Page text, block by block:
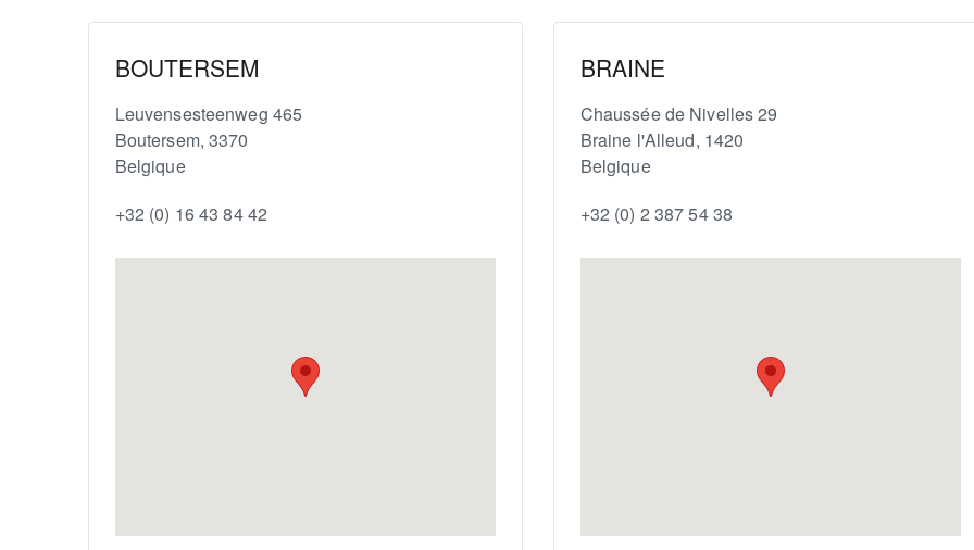
BOUTERSEM
Leuvensesteenweg 465
Boutersem, 3370
Belgique
+32 (0) 16 43 84 42
BRAINE
Chaussée de Nivelles 29
Braine l'Alleud, 1420
Belgique
+32 (0) 2 387 54 38